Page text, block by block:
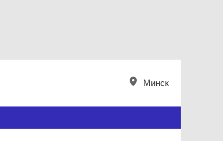
Минск